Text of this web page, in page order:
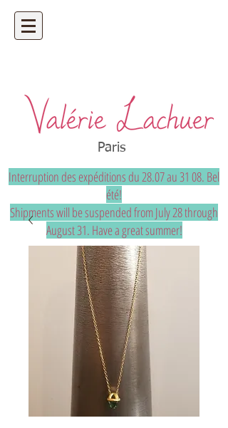
Artisan bijoutier - bijoux précieux et
uniques sur mesure
Paris
Interruption des expéditions du 28.07 au 31 08. Bel
été!
Shipments will be suspended from July 28 through
August 31. Have a great summer!